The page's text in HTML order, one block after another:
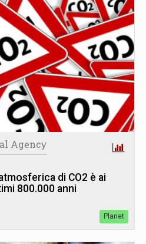
Agency
di CO2 è ai
800.000 anni
Planet